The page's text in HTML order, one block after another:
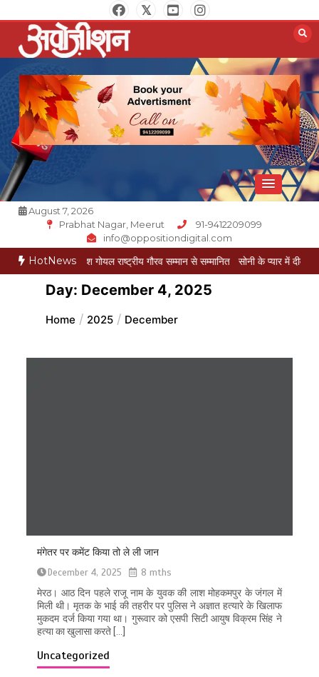
to
content
Opposition Digital
August 7, 2026
Prabhat Nagar, Meerut
91-9412209099
info@oppositiondigital.com
HotNews
मुकेश गोयल राष्ट्रीय गौरव सम्मान से सम्मानित सोनी के प्यार में दीवानी सीता पहुंची
Day: December 4, 2025
Home 2025 December
मंगेतर पर कमेंट किया तो ले ली जान
December 4, 2025
8 mths
मेरठ। आठ दिन पहले राजू नाम के युवक की लाश मोहकमपुर के जंगल में
मिली थी। मृतक के भाई की तहरीर पर पुलिस ने अज्ञात हत्यारे के खिलाफ
मुकदम दर्ज किया गया था। गुरूवार को एसपी सिटी आयुष विक्रम सिंह ने
हत्या का खुलासा करते […]
Uncategorized